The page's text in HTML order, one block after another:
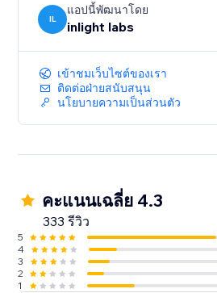
IL
แอปนี้พัฒนาโดย
inlight labs
เข้าชมเว็บไซต์ของเรา
ติดต่อฝ่ายสนับสนุน
นโยบายความเป็นส่วนตัว
คะแนนเฉลี่ย 4.3
333 รีวิว
5
4
3
2
1